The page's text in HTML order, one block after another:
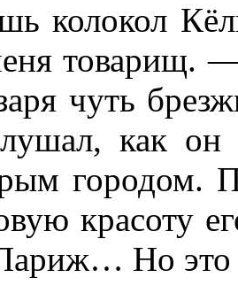
колокол
товарищ.
чуть
как он
городом.
красоту
Но